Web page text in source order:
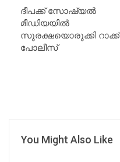
ദീപക്ക് സോഷ്യല്‍
മീഡിയയില്‍
സുരക്ഷയൊരുക്കി റാക്ക്
പോലീസ്‌
You Might Also Like